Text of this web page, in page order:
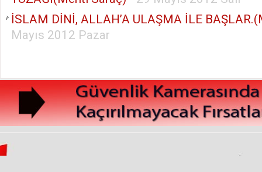
İSLAM DİNİ, ALLAH’A ULAŞMA İLE
Mayıs 2012 Pazar